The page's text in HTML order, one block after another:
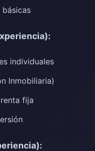
básicas
individuales
Inmobiliaria)
fija